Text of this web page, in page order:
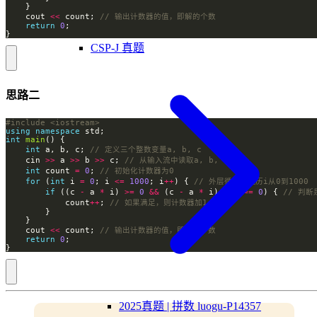
CSP-J 真题
2025真题 | 拼数 luogu-P14357
    cout
<< count;
return
0
}
思路二
#include
<iostream>
using
namespace
int
main
int a, b, c;
    cin
>> a >> b >> c;
int count = 0 ;
for ( int i = 0 ; i <= 1000 ; i ++) {
if ((c - a * i) >= 0 && (c - a * i) == 0 ) {
            count
++;
    cout
<< count;
return
0
}